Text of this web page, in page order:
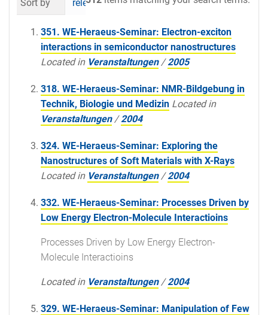
Sort by relevance date (newest first)
351. WE-Heraeus-Seminar: Electron-exciton
interactions in semiconductor nanostructures
Located in Veranstaltungen /2005
318. WE-Heraeus-Seminar: NMR-Bildgebung in
Technik, Biologie und Medizin Located in
Veranstaltungen /2004
324. WE-Heraeus-Seminar: Exploring the
Nanostructures of Soft Materials with X-Rays
Located in Veranstaltungen /2004
332. WE-Heraeus-Seminar: Processes Driven by
Low Energy Electron-Molecule Interactioins
Processes Driven by Low Energy Electron-
Molecule Interactioins
Located in Veranstaltungen /2004
329. WE-Heraeus-Seminar: Manipulation of Few